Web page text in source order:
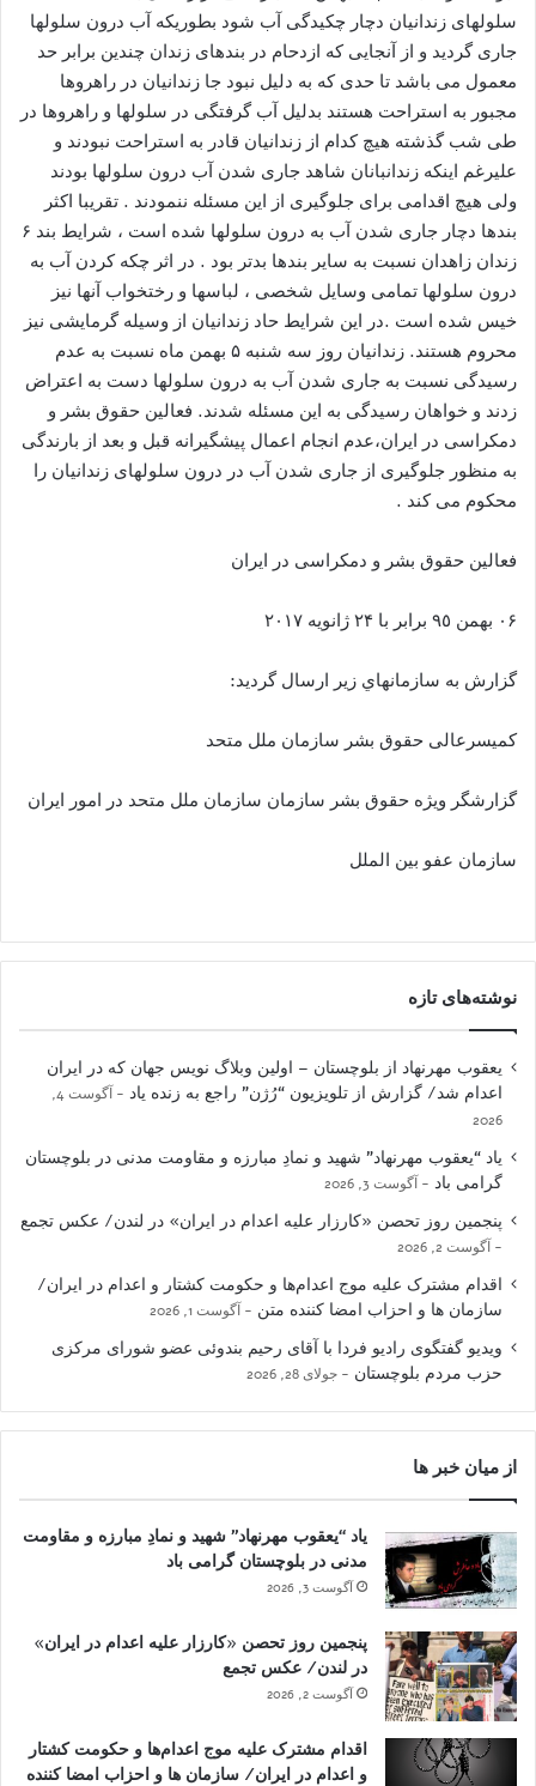
سلولهای زندانیان دچار چکیدگی آب شود بطوریکه آب درون سلولها
جاری گردید و از آنجایی که ازدحام در بندهای زندان چندین برابر حد
معمول می باشد تا حدی که به دلیل نبود جا زندانیان در راهروها
مجبور به استراحت هستند بدلیل آب گرفتگی در سلولها و راهروها در
طی شب گذشته هیچ کدام از زندانیان قادر به استراحت نبودند و
علیرغم اینکه زندانبانان شاهد جاری شدن آب درون سلولها بودند
ولی هیچ اقدامی برای جلوگیری از این مسئله ننمودند . تقریبا اکثر
بندها دچار جاری شدن آب به درون سلولها شده است ، شرایط بند ۶
زندان زاهدان نسبت به سایر بندها بدتر بود . در اثر چکه کردن آب به
درون سلولها تمامی وسایل شخصی ، لباسها و رختخواب آنها نیز
خیس شده است .در این شرایط حاد زندانیان از وسیله گرمایشی نیز
محروم هستند. زندانیان روز سه شنبه ۵ بهمن ماه نسبت به عدم
رسیدگی نسبت به جاری شدن آب به درون سلولها دست به اعتراض
زدند و خواهان رسیدگی به این مسئله شدند. فعالین حقوق بشر و
دمکراسی در ایران،عدم انجام اعمال پیشگیرانه قبل و بعد از بارندگی
به منظور جلوگیری از جاری شدن آب در درون سلولهای زندانیان را
محکوم می کند .
فعالين حقوق بشر و دمكراسى در ايران
۰۶ بهمن ٩٥ برابر با ۲۴ ژانویه ٢٠١۷
گزارش به سازمانهاي زير ارسال گرديد:
كميسرعالى حقوق بشر سازمان ملل متحد
گزارشگر ويژه حقوق بشر سازمان سازمان ملل متحد در امور ایران
سازمان عفو بين الملل
نوشته‌های تازه
یعقوب مهرنهاد از بلوچستان – اولین وبلاگ نویس جهان که در ایران
اعدام شد/ گزارش از تلویزیون “رُژن” راجع به زنده یاد
آگوست 4,
2026
یاد “یعقوب مهرنهاد” شهید و نمادِ مبارزه و مقاومت مدنی در بلوچستان
گرامی باد
آگوست 3, 2026
پنجمین روز تحصن «کارزار علیه اعدام در ایران» در لندن/ عکس تجمع
آگوست 2, 2026
اقدام مشترک علیه موج اعدام‌ها و حکومت کشتار و اعدام در ایران/
سازمان ها و احزاب امضا کننده متن
آگوست 1, 2026
ویدیو گفتگوی رادیو فردا با آقای رحیم بندوئی عضو شورای مرکزی
حزب مردم بلوچستان
جولای 28, 2026
از میان خبر ها
یاد “یعقوب مهرنهاد” شهید و نمادِ مبارزه و مقاومت
مدنی در بلوچستان گرامی باد
آگوست 3, 2026
پنجمین روز تحصن «کارزار علیه اعدام در ایران»
در لندن/ عکس تجمع
آگوست 2, 2026
اقدام مشترک علیه موج اعدام‌ها و حکومت کشتار
و اعدام در ایران/ سازمان ها و احزاب امضا کننده